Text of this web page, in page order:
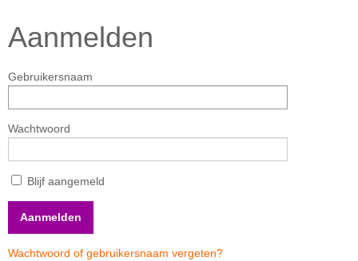
Aanmelden
Gebruikersnaam
Wachtwoord
Blijf aangemeld
Wachtwoord of gebruikersnaam vergeten?